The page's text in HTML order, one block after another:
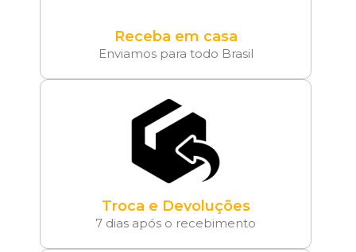
Receba em casa
Enviamos para todo Brasil
Troca e Devoluções
7 dias após o recebimento